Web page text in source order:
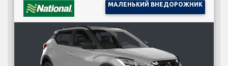
МАЛЕНЬКИЙ ВНЕДОРОЖНИК